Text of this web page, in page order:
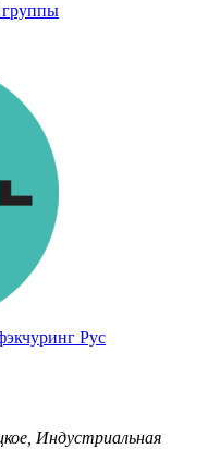
группы
Рус
Индустриальная